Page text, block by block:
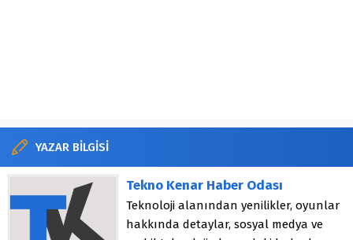
YAZAR BİLGİSİ
Tekno Kenar Haber Odası
Teknoloji alanından yenilikler, oyunlar
hakkında detaylar, sosyal medya ve